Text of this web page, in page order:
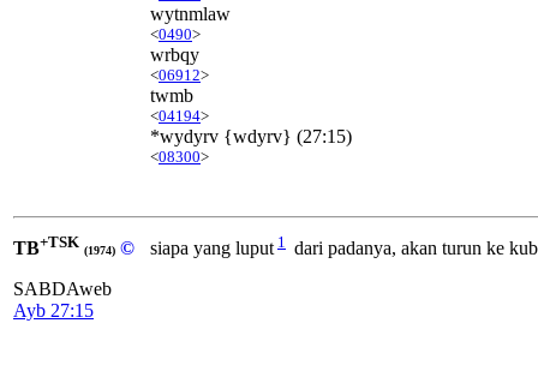
wytnmlaw
<0490>
wrbqy
<06912>
twmb
<04194>
*wydyrv {wdyrv} (27:15)
<08300>
TB+TSK (1974) ©
SABDAweb
Ayb 27:15
siapa yang luput 1 dari padanya, akan turun ke